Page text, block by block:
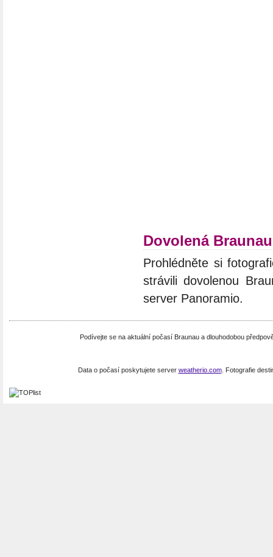
Dovolená Braunau
Prohlédněte si
strávili dovolenou
server Panoramio.
Podívejte se na aktuální počasí Braunau a dlouhodobou
Data o počasí poskytujete server weatherio.com. Fotografie